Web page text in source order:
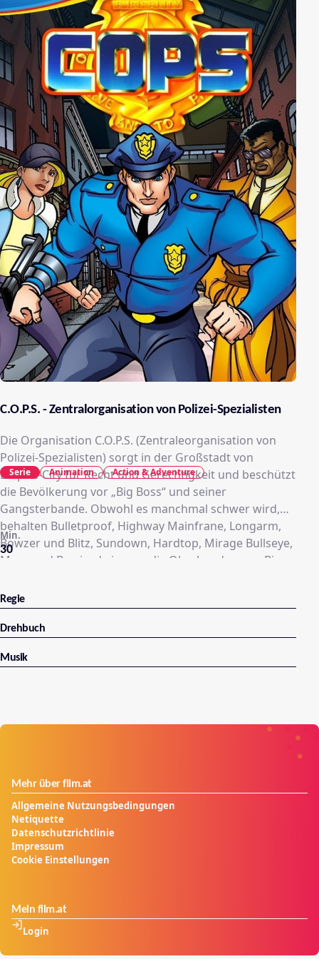
C.O.P.S. - Zentralorganisation von Polizei-Spezialisten
Die Organisation C.O.P.S. (Zentraleorganisation von
Polizei-Spezialisten) sorgt in der Großstadt von
Empire-City für Recht und Gerechtigkeit und beschützt
die Bevölkerung vor „Big Boss“ und seiner
Gangsterbande. Obwohl es manchmal schwer wird,
behalten Bulletproof, Highway Mainfrane, Longarm,
Bowzer und Blitz, Sundown, Hardtop, Mirage Bullseye,
Mace und Barricade immer die Oberhand gegen Big
Tutone, Doktor Bad Vibes, Buttons Mc Boom Booom
und Nightschade. Mit dem Wahlspruch „Wir sind
immer einsatzbereit“ haben die C.O.P.S. immer alles im
30
Min.
Serie Animation Action & Adventure
Regie
Drehbuch
Musik
Mehr über film.at
Allgemeine Nutzungsbedingungen
Netiquette
Datenschutzrichtlinie
Impressum
Cookie Einstellungen
Mein film.at
Login